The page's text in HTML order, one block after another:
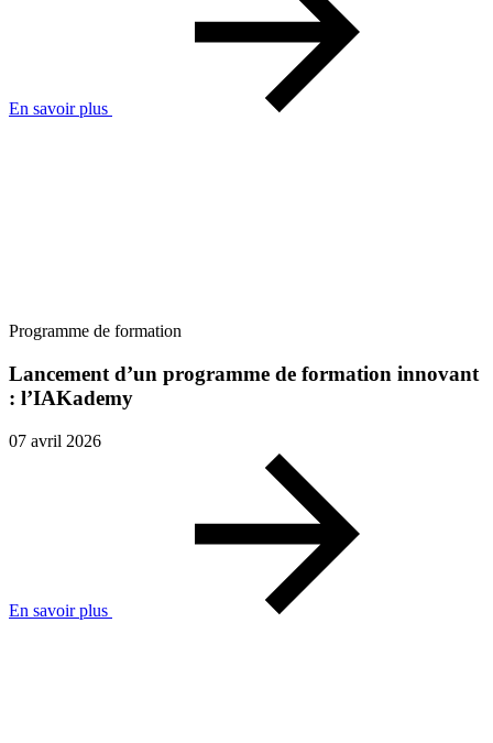
En savoir plus
Programme de formation
Lancement d’un programme de formation innovant
: l’IAKademy
07 avril 2026
En savoir plus